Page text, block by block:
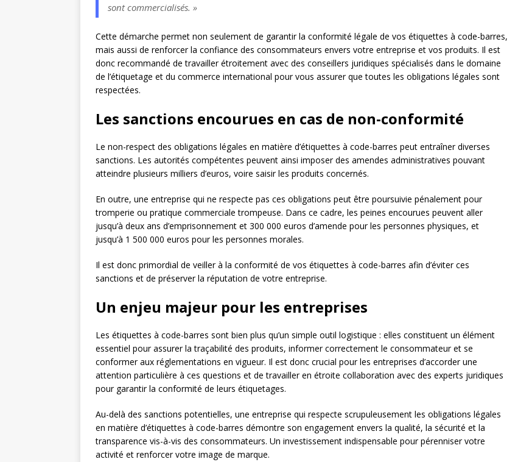
sont commercialisés. »
Cette démarche permet non seulement de garantir la conformité légale de vos étiquettes à code-barres,
mais aussi de renforcer la confiance des consommateurs envers votre entreprise et vos produits. Il est
donc recommandé de travailler étroitement avec des conseillers juridiques spécialisés dans le domaine
de l’étiquetage et du commerce international pour vous assurer que toutes les obligations légales sont
respectées.
Les sanctions encourues en cas de non-conformité
Le non-respect des obligations légales en matière d’étiquettes à code-barres peut entraîner diverses
sanctions. Les autorités compétentes peuvent ainsi imposer des amendes administratives pouvant
atteindre plusieurs milliers d’euros, voire saisir les produits concernés.
En outre, une entreprise qui ne respecte pas ces obligations peut être poursuivie pénalement pour
tromperie ou pratique commerciale trompeuse. Dans ce cadre, les peines encourues peuvent aller
jusqu’à deux ans d’emprisonnement et 300 000 euros d’amende pour les personnes physiques, et
jusqu’à 1 500 000 euros pour les personnes morales.
Il est donc primordial de veiller à la conformité de vos étiquettes à code-barres afin d’éviter ces
sanctions et de préserver la réputation de votre entreprise.
Un enjeu majeur pour les entreprises
Les étiquettes à code-barres sont bien plus qu’un simple outil logistique : elles constituent un élément
essentiel pour assurer la traçabilité des produits, informer correctement le consommateur et se
conformer aux réglementations en vigueur. Il est donc crucial pour les entreprises d’accorder une
attention particulière à ces questions et de travailler en étroite collaboration avec des experts juridiques
pour garantir la conformité de leurs étiquetages.
Au-delà des sanctions potentielles, une entreprise qui respecte scrupuleusement les obligations légales
en matière d’étiquettes à code-barres démontre son engagement envers la qualité, la sécurité et la
transparence vis-à-vis des consommateurs. Un investissement indispensable pour pérenniser votre
activité et renforcer votre image de marque.